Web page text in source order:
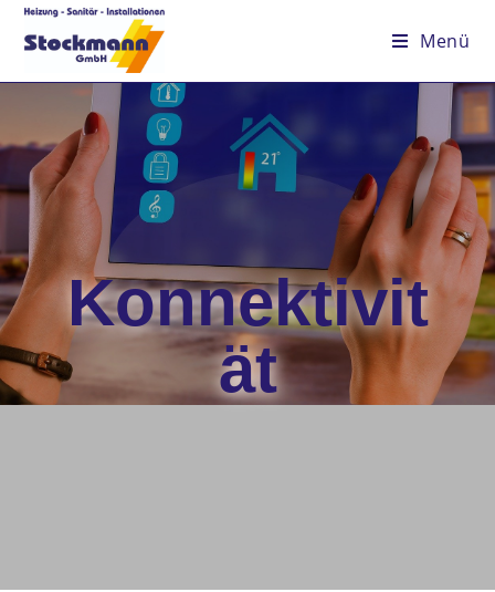
Menü
Konnektivit
ät